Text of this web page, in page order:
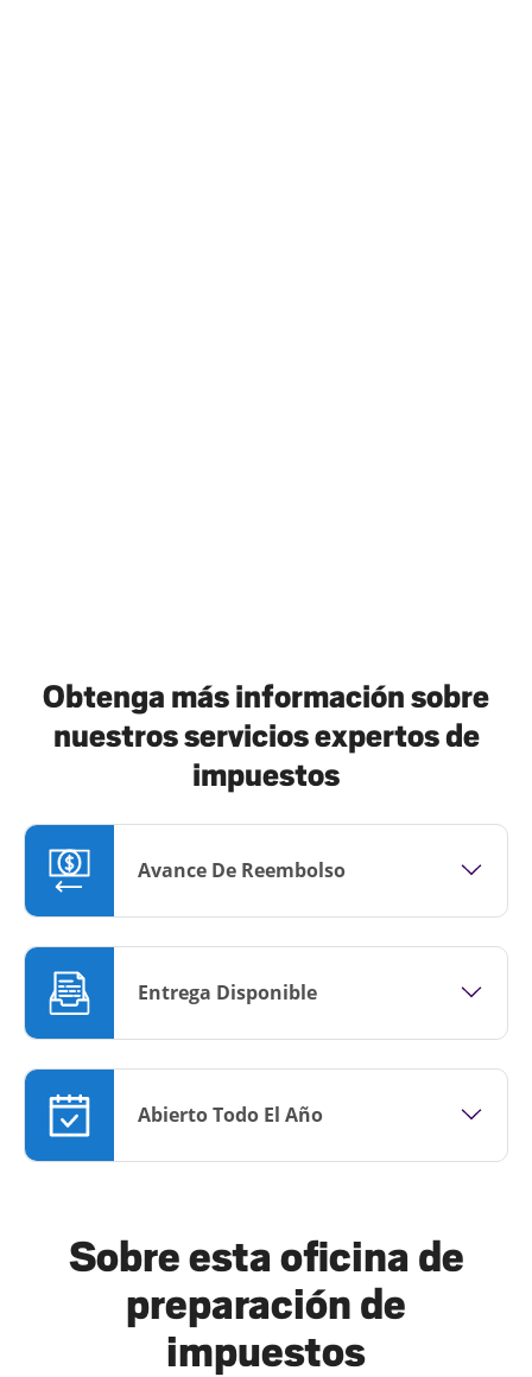
Obtenga más información sobre
nuestros servicios expertos de
impuestos
Avance De Reembolso
Entrega Disponible
Abierto Todo El Año
Sobre esta oficina de
preparación de
impuestos